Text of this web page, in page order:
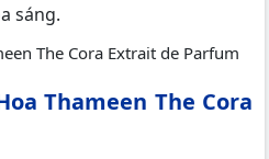
sáng.
Thameen The Cora